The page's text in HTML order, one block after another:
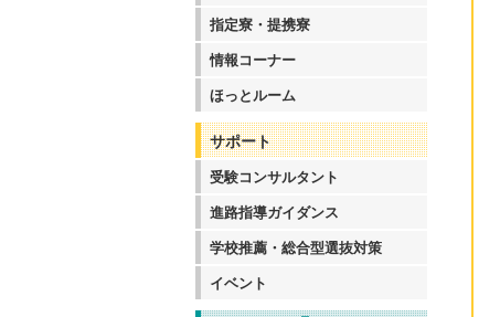
指定寮・提携寮
情報コーナー
ほっとルーム
サポート
受験コンサルタント
進路指導ガイダンス
学校推薦・総合型選抜対策
イベント